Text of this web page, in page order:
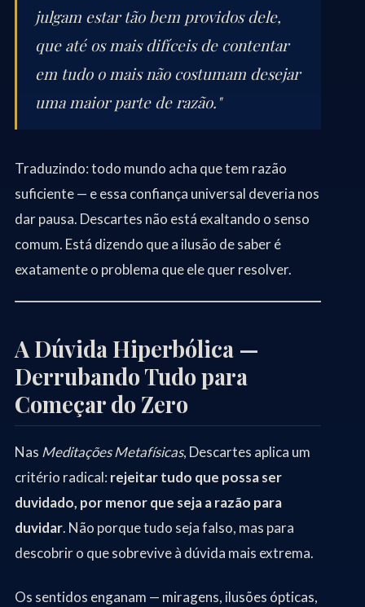
julgam estar tão bem providos dele,
que até os mais difíceis de contentar
em tudo o mais não costumam desejar
uma maior parte de razão."
Traduzindo: todo mundo acha que tem razão
suficiente — e essa confiança universal deveria nos
dar pausa. Descartes não está exaltando o senso
comum. Está dizendo que a ilusão de saber é
exatamente o problema que ele quer resolver.
A Dúvida Hiperbólica —
Derrubando Tudo para
Começar do Zero
Nas Meditações Metafísicas, Descartes aplica um
critério radical: rejeitar tudo que possa ser
duvidado, por menor que seja a razão para
duvidar. Não porque tudo seja falso, mas para
descobrir o que sobrevive à dúvida mais extrema.
Os sentidos enganam — miragens, ilusões ópticas,